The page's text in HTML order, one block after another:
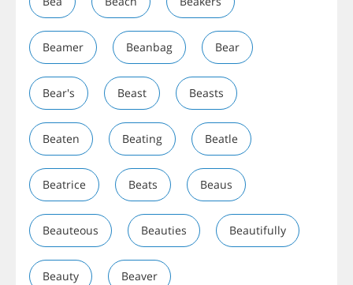
Beamer Beanbag Bear
Bear's Beast Beasts
Beaten Beating Beatle
Beatrice Beats Beaus
Beauteous Beauties Beautifully
Beauty Beaver